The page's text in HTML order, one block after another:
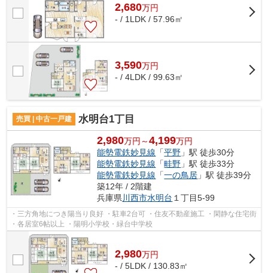
2,680万円
- / 1LDK / 57.96㎡
3,590万円
- / 4LDK / 99.63㎡
売買 | 中古一戸建 水明台1丁目
2,980万円～4,199万円
能勢電鉄妙見線 「平野 」駅 徒歩30分
能勢電鉄妙見線 「畦野 」駅 徒歩33分
能勢電鉄妙見線 「一の鳥居 」駅 徒歩39分
築12年 / 2階建
兵庫県川西市水明台 １丁目5-99
・三方角地につき陽当り良好 ・駐車2台可 ・住友不動産施工 ・閑静な住宅街
・各居室6帖以上 ・陽明小学校・緑台中学校
2,980万円
- / 5LDK / 130.83㎡